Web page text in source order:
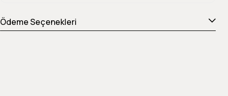
Ödeme Seçenekleri